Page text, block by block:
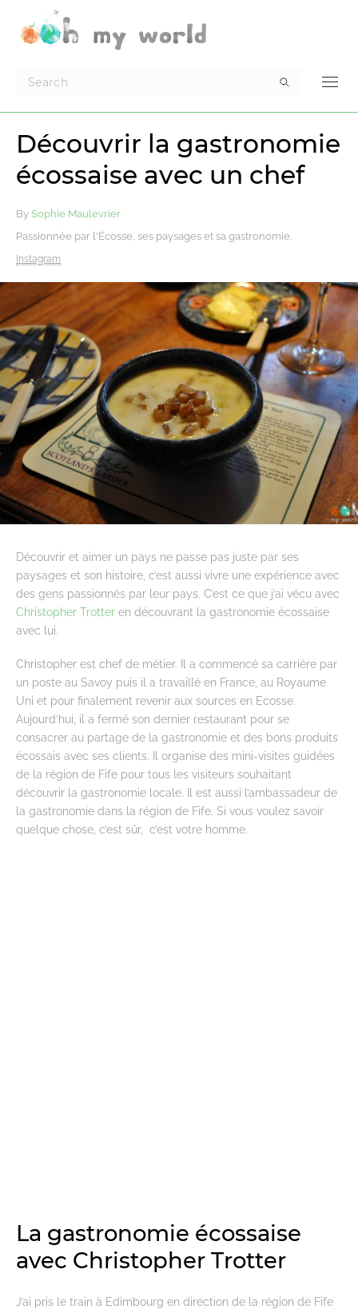
Découvrir la gastronomie
écossaise avec un chef
By Sophie Maulevrier
Passionnée par l'Écosse, ses paysages et sa gastronomie.
Instagram
Découvrir et aimer un pays ne passe pas juste par ses
paysages et son histoire, c’est aussi vivre une expérience avec
des gens passionnés par leur pays. C’est ce que j’ai vécu avec
Christopher Trotter en découvrant la gastronomie écossaise
avec lui.
Christopher est chef de métier. Il a commencé sa carrière par
un poste au Savoy puis il a travaillé en France, au Royaume
Uni et pour finalement revenir aux sources en Ecosse.
Aujourd’hui, il a fermé son dernier restaurant pour se
consacrer au partage de la gastronomie et des bons produits
écossais avec ses clients. Il organise des mini-visites guidées
de la région de Fife pour tous les visiteurs souhaitant
découvrir la gastronomie locale. Il est aussi l’ambassadeur de
la gastronomie dans la région de Fife. Si vous voulez savoir
quelque chose, c’est sûr, c’est votre homme.
La gastronomie écossaise
avec Christopher Trotter
J’ai pris le train à Edimbourg en direction de la région de Fife